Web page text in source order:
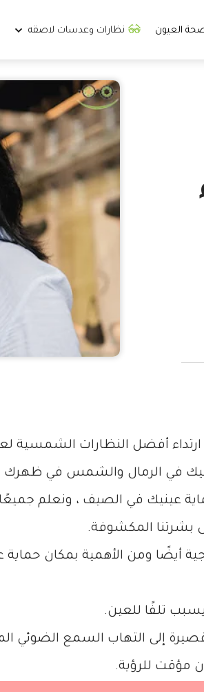
العيون نظارات وعدسات لاصقه
أفضل النظارات الشمسية
في الرمال والشمس في ظهرك
عينيك في الصيف ، ونعلم
أيضًا ومن الأهمية بمكان
تلفًا للعين.
إلى التهاب السمع
مؤقت للرؤية.